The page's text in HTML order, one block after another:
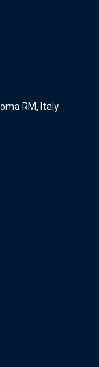
RM, Italy